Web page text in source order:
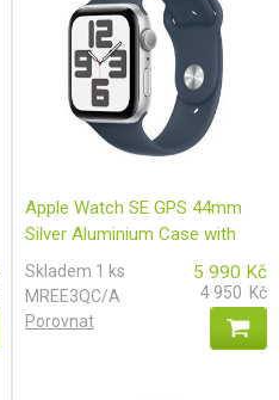
Apple Watch SE GPS 44mm
Silver Aluminium Case with
Storm Blue Sport Band - M/L
Skladem 1 ks
MREE3QC/A
Porovnat
5 990 Kč
4 950 Kč